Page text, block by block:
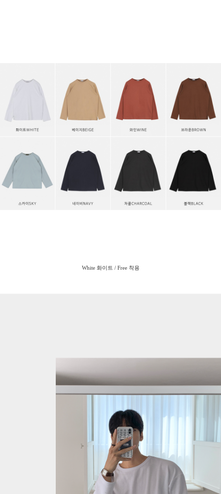
White 화이트 / Free 착용